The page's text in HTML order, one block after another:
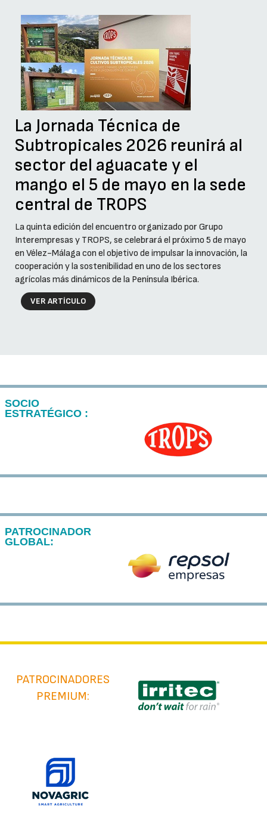
La Jornada Técnica de
Subtropicales 2026 reunirá al
sector del aguacate y el
mango el 5 de mayo en la sede
central de TROPS
La quinta edición del encuentro organizado por Grupo
Interempresas y TROPS, se celebrará el próximo 5 de mayo
en Vélez-Málaga con el objetivo de impulsar la innovación, la
cooperación y la sostenibilidad en uno de los sectores
agrícolas más dinámicos de la Península Ibérica.
VER ARTÍCULO
SOCIO
ESTRATÉGICO :
PATROCINADOR
GLOBAL:
PATROCINADORES
PREMIUM: